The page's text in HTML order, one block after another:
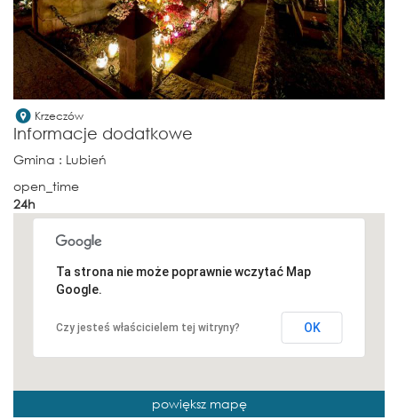
Krzeczów
Informacje dodatkowe
Gmina : Lubień
open_time
24h
Ta strona nie może poprawnie wczytać Map
Google.
Czy jesteś właścicielem tej witryny? OK
powiększ mapę